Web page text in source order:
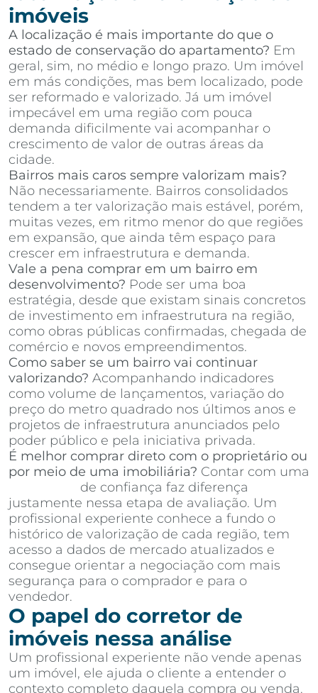
imóveis
A localização é mais importante do que o
estado de conservação do apartamento? Em
geral, sim, no médio e longo prazo. Um imóvel
em más condições, mas bem localizado, pode
ser reformado e valorizado. Já um imóvel
impecável em uma região com pouca
demanda dificilmente vai acompanhar o
crescimento de valor de outras áreas da
cidade.
Bairros mais caros sempre valorizam mais?
Não necessariamente. Bairros consolidados
tendem a ter valorização mais estável, porém,
muitas vezes, em ritmo menor do que regiões
em expansão, que ainda têm espaço para
crescer em infraestrutura e demanda.
Vale a pena comprar em um bairro em
desenvolvimento? Pode ser uma boa
estratégia, desde que existam sinais concretos
de investimento em infraestrutura na região,
como obras públicas confirmadas, chegada de
comércio e novos empreendimentos.
Como saber se um bairro vai continuar
valorizando? Acompanhando indicadores
como volume de lançamentos, variação do
preço do metro quadrado nos últimos anos e
projetos de infraestrutura anunciados pelo
poder público e pela iniciativa privada.
É melhor comprar direto com o proprietário ou
por meio de uma imobiliária? Contar com uma
de confiança faz diferença
justamente nessa etapa de avaliação. Um
profissional experiente conhece a fundo o
histórico de valorização de cada região, tem
acesso a dados de mercado atualizados e
consegue orientar a negociação com mais
segurança para o comprador e para o
vendedor.
O papel do corretor de
imóveis nessa análise
Um profissional experiente não vende apenas
um imóvel, ele ajuda o cliente a entender o
contexto completo daquela compra ou venda.